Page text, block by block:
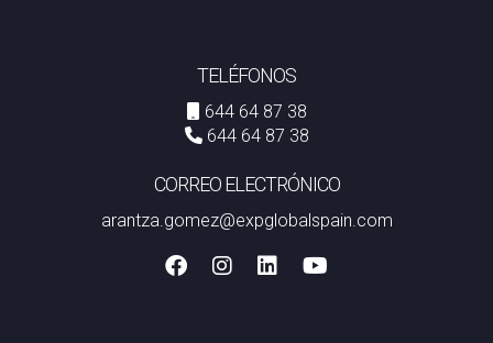
TELÉFONOS
644 64 87 38
644 64 87 38
CORREO ELECTRÓNICO
arantza.gomez@expglobalspain.com